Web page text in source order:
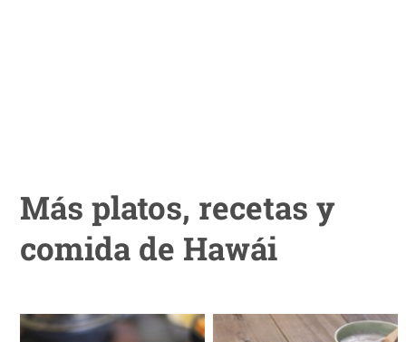
Más platos, recetas y
comida de Hawái